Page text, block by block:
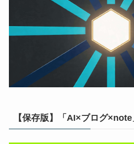
【保存版】「AI×ブログ